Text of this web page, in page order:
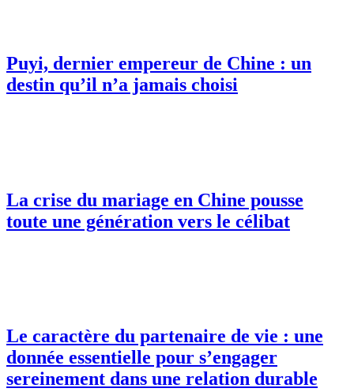
Puyi, dernier empereur de Chine : un
destin qu’il n’a jamais choisi
La crise du mariage en Chine pousse
toute une génération vers le célibat
Le caractère du partenaire de vie : une
donnée essentielle pour s’engager
sereinement dans une relation durable